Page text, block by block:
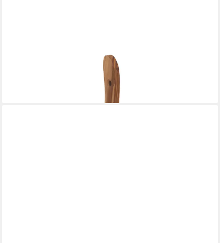
Küchenrollenhalter "La Palma" Rollenspender, Rollenständer